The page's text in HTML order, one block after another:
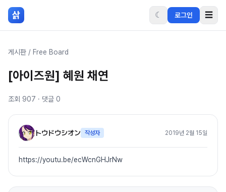
본문 바로가기
삵 ☾ 로그인 ☰
게시판 / Free Board
[아이즈원] 혜원 채연
조회 907 · 댓글 0
トウドウシオン 작성자 2019년 2월 15일
https://youtu.be/ecWcnGHJrNw